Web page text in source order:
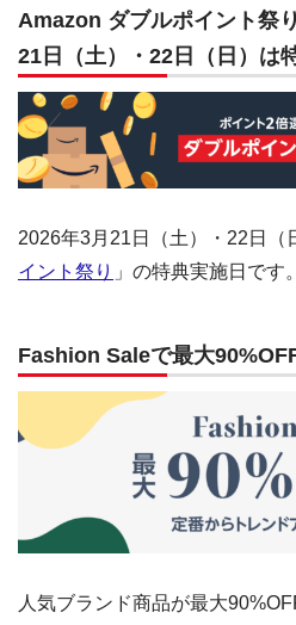
Amazon ダブルポイント祭
21日（土）・22日（日）は
2026年3月21日（土）・22日（
イント祭り 」の特典実施日です。
Fashion Saleで最大
人気ブランド商品が最大